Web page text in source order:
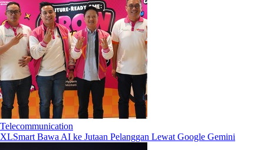
Telecommunication
XLSmart Bawa AI ke Jutaan Pelanggan Lewat Google Gemini